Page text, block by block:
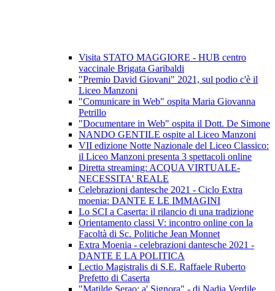
Visita STATO MAGGIORE - HUB centro
vaccinale Brigata Garibaldi
"Premio David Giovani" 2021, sul podio c'è il
Liceo Manzoni
"Comunicare in Web" ospita Maria Giovanna
Petrillo
"Documentare in Web" ospita il Dott. De Simone
NANDO GENTILE ospite al Liceo Manzoni
VII edizione Notte Nazionale del Liceo Classico:
il Liceo Manzoni presenta 3 spettacoli online
Diretta streaming: ACQUA VIRTUALE-
NECESSITA' REALE
Celebrazioni dantesche 2021 - Ciclo Extra
moenia: DANTE E LE IMMAGINI
Lo SCI a Caserta: il rilancio di una tradizione
Orientamento classi V: incontro online con la
Facoltà di Sc. Politiche Jean Monnet
Extra Moenia - celebrazioni dantesche 2021 -
DANTE E LA POLITICA
Lectio Magistralis di S.E. Raffaele Ruberto
Prefetto di Caserta